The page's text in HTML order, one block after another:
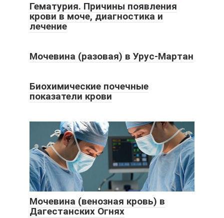
Гематурия. Причины появления
крови в моче, диагностика и
лечение
Мочевина (разовая) в Урус-Мартан
Биохимические почечные
показатели крови
Мочевина (венозная кровь) в
Дагестанских Огнях